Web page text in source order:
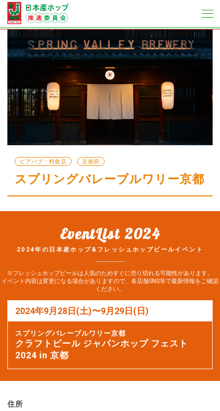
ビアパブ・料飲店 京都府
スプリングバレーブルワリー京都
EventList 2024
2024年の日本産ホップ&フレッシュホップビールイベント
※フレッシュホップビールは人気のためすぐに売り切れる可能性があります。
イベント内容は変更になる場合がありますので、各店舗SNS等で最新情報をご確認
ください。
2024年9月28日(土)〜9月29日(日)
スプリングバレーブルワリー京都
クラフトビール ジャパンホップ フェスト
2024 in 京都
住所